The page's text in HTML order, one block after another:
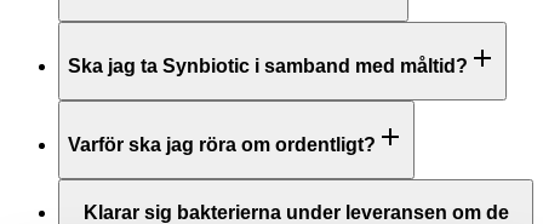
Ska jag ta Synbiotic i samband med måltid?
Varför ska jag röra om ordentligt?
Klarar sig bakterierna under leveransen om de